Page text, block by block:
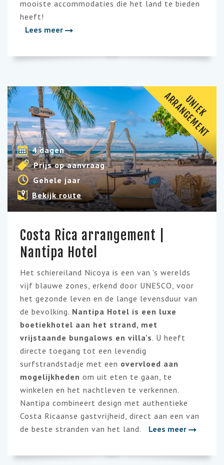
mooiste accommodaties die het land te bieden
heeft!
Lees meer
U
N
I
E
K
A
R
R
A
N
G
E
M
E
N
T
4 dagen
Prijs op aanvraag
Gehele jaar
Bekijk route
Costa Rica arrangement |
Nantipa Hotel
Het schiereiland Nicoya is een van 's werelds
vijf blauwe zones, erkend door UNESCO, voor
het gezonde leven en de lange levensduur van
de bevolking. Nantipa Hotel is een luxe
boetiekhotel aan het strand, met
vrijstaande bungalows en villa's. U heeft
directe toegang tot een levendig
surfstrandstadje met een overvloed aan
mogelijkheden om uit eten te gaan, te
winkelen en het nachtleven te verkennen.
Nantipa combineert design met authentieke
Costa Ricaanse gastvrijheid, direct aan een van
de beste stranden van het land.
Lees meer